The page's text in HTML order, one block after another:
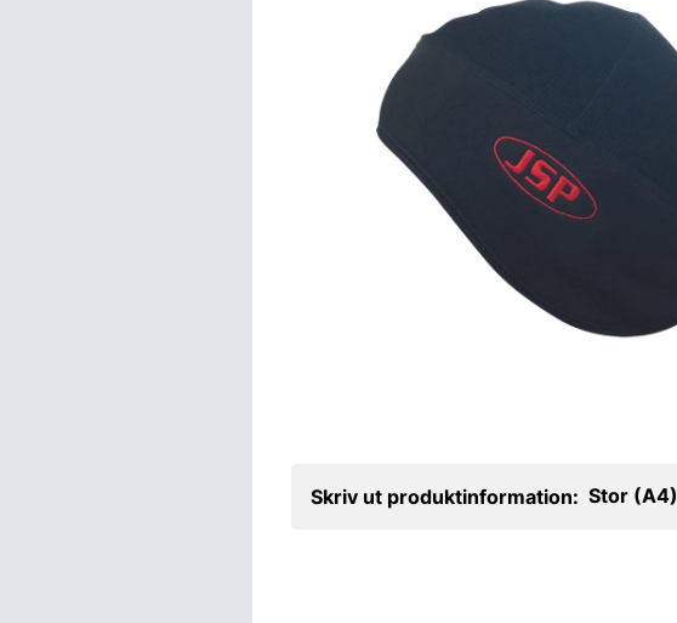
Skriv ut produktinformation: Stor (A4)